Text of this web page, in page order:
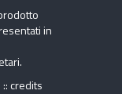
in
credits